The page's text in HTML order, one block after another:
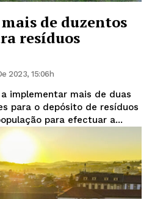
de duzentos
resíduos
2023, 15:06h
implementar mais de duas
para o depósito de resíduos
para efectuar a...